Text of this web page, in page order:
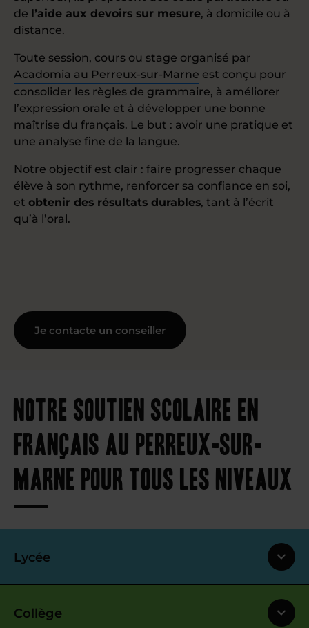
de l’aide aux devoirs sur mesure, à domicile ou à
distance.
Toute session, cours ou stage organisé par
Acadomia au Perreux-sur-Marne est conçu pour
consolider les règles de grammaire, à améliorer
l’expression orale et à développer une bonne
maîtrise du français. Le but : avoir une pratique et
une analyse fine de la langue.
Notre objectif est clair : faire progresser chaque
élève à son rythme, renforcer sa confiance en soi,
et obtenir des résultats durables, tant à l’écrit
qu’à l’oral.
Je contacte un conseiller
Notre soutien scolaire en
français au Perreux-sur-
Marne pour tous les niveaux
Lycée
Collège